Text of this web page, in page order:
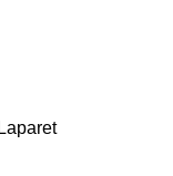
Laparet